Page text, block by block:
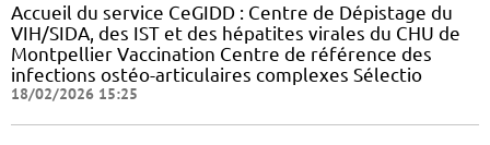
Accueil du service CeGIDD : Centre de Dépistage du
VIH/SIDA, des IST et des hépatites virales du CHU de
Montpellier Vaccination Centre de référence des
infections ostéo-articulaires complexes Sélectio
18/02/2026 15:25